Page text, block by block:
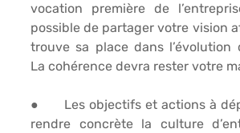
vocation première de
possible de partager votre vision
trouve sa place dans l’évolution
La cohérence devra rester votre
● Les objectifs et actions à
rendre concrète la culture